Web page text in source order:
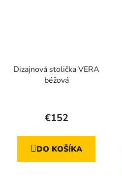
Dizajnová stolička VERA
béžová
hodnotenie
je
5,0
€152
DO KOŠÍKA